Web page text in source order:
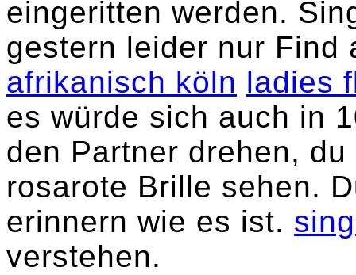
eingeritten werden.
gestern leider nur
afrikanisch köln ladies
es würde sich auch in
den Partner drehen,
rosarote Brille sehen.
erinnern wie es ist.
verstehen.